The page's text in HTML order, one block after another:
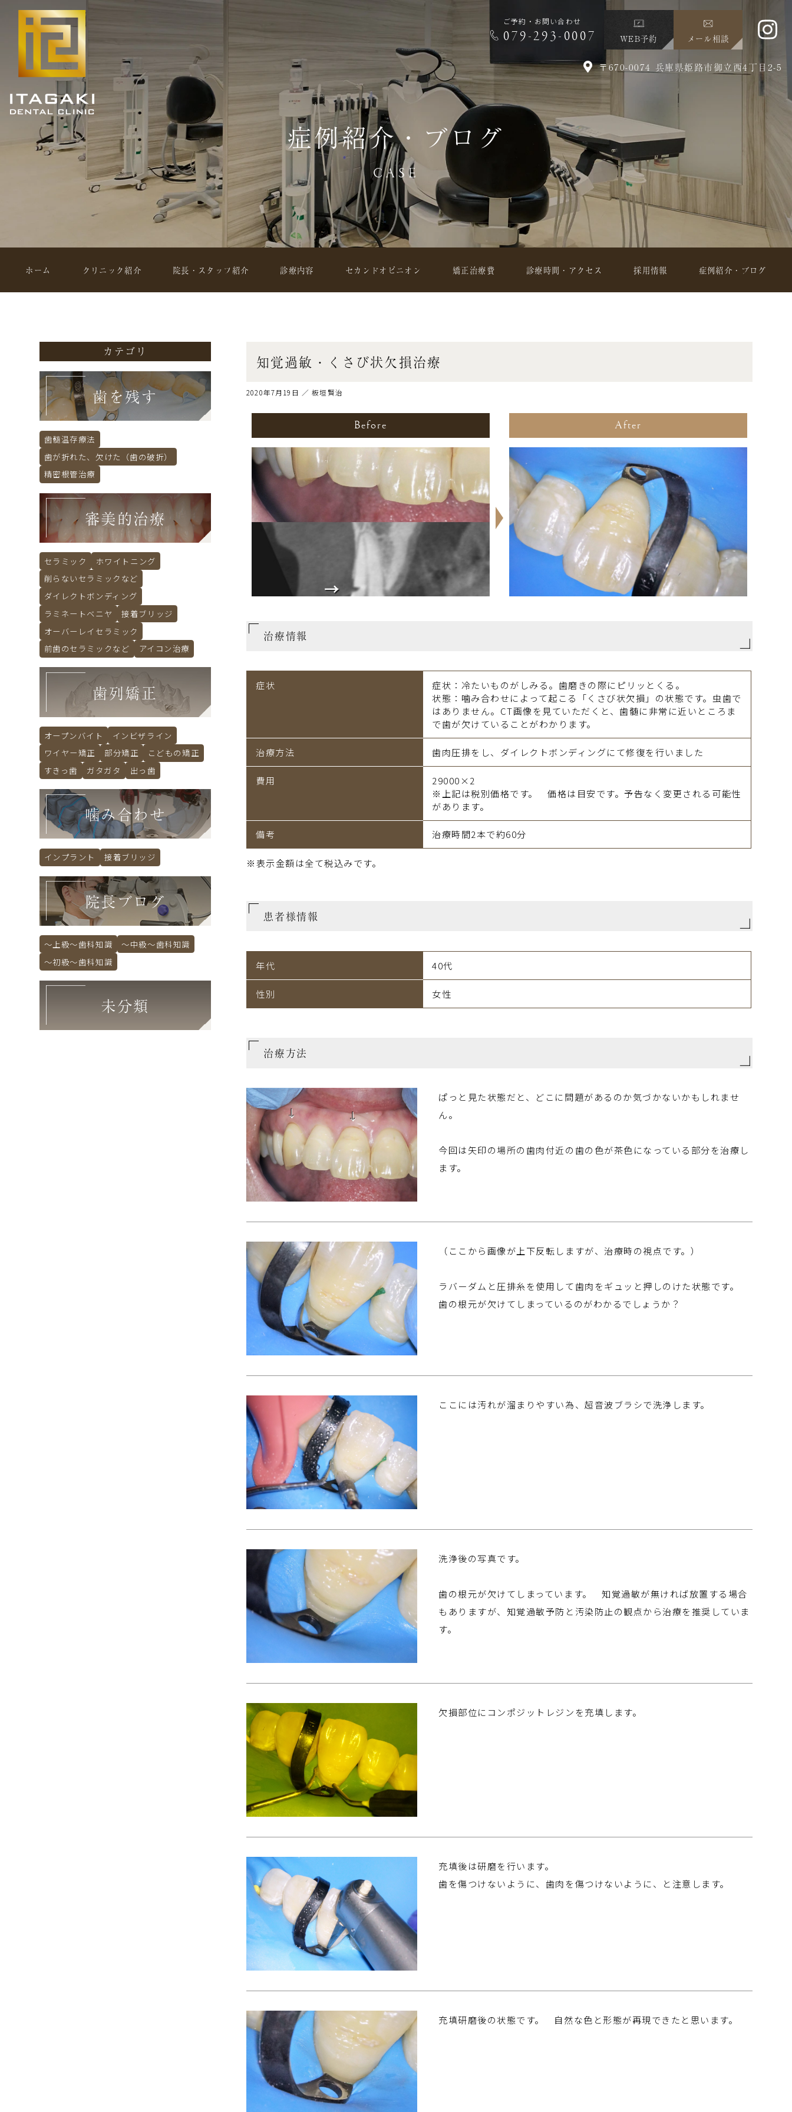
ご予約・お問い合わせ
079-293-0007 WEB予約 メール相談
〒670-0074 兵庫県姫路市御立西4丁目2-5
症例紹介・ブログ
CASE
ホーム クリニック紹介 院長・スタッフ紹介 診療内容 セカンドオピニオン 矯正治療費 診療時間・アクセス 採用情報 症例紹介・ブログ
知覚過敏・くさび状欠損治療
2020年7月19日 ／ 板垣賢治
Before After
治療情報
症状
症状：冷たいものがしみる。歯磨きの際にピリッとくる。
状態：噛み合わせによって起こる「くさび状欠損」の状態です。虫歯で
はありません。CT画像を見ていただくと、歯髄に非常に近いところま
で歯が欠けていることがわかります。
治療方法 歯肉圧排をし、ダイレクトボンディングにて修復を行いました
費用
29000×2
※上記は税別価格です。 価格は目安です。予告なく変更される可能性
があります。
備考 治療時間2本で約60分
※表示金額は全て税込みです。
患者様情報
年代 40代
性別 女性
治療方法
ぱっと見た状態だと、どこに問題があるのか気づかないかもしれませ
ん。
今回は矢印の場所の歯肉付近の歯の色が茶色になっている部分を治療し
ます。
（ここから画像が上下反転しますが、治療時の視点です。）
ラバーダムと圧排糸を使用して歯肉をギュッと押しのけた状態です。
歯の根元が欠けてしまっているのがわかるでしょうか？
ここには汚れが溜まりやすい為、超音波ブラシで洗浄します。
洗浄後の写真です。
歯の根元が欠けてしまっています。 知覚過敏が無ければ放置する場合
もありますが、知覚過敏予防と汚染防止の観点から治療を推奨していま
す。
欠損部位にコンポジットレジンを充填します。
充填後は研磨を行います。
歯を傷つけないように、歯肉を傷つけないように、と注意します。
充填研磨後の状態です。 自然な色と形態が再現できたと思います。
カテゴリ
歯を残す
歯髄温存療法
歯が折れた、欠けた（歯の破折）
精密根管治療
審美的治療
セラミック
ホワイトニング
削らないセラミックなど
ダイレクトボンディング
ラミネートベニヤ
接着ブリッジ
オーバーレイセラミック
前歯のセラミックなど
アイコン治療
歯列矯正
オープンバイト
インビザライン
ワイヤー矯正
部分矯正
こどもの矯正
すきっ歯
ガタガタ 出っ歯
噛み合わせ
インプラント 接着ブリッジ
院長ブログ
～上級～歯科知識
～中級～歯科知識
～初級～歯科知識
未分類